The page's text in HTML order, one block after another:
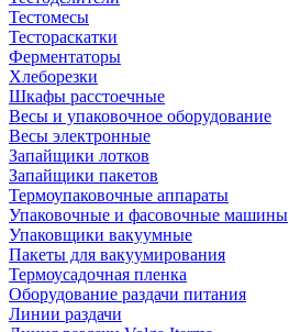
Тестомесы
Тестораскатки
Ферментаторы
Хлеборезки
Шкафы расстоечные
Весы и упаковочное оборудование
Весы электронные
Запайщики лотков
Запайщики пакетов
Термоупаковочные аппараты
Упаковочные и фасовочные машины
Упаковщики вакуумные
Пакеты для вакуумирования
Термоусадочная пленка
Оборудование раздачи питания
Линии раздачи